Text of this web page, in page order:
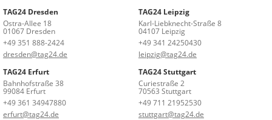
TAG24 Dresden
Ostra-Allee 18
01067 Dresden
+49 351 888-2424
dresden@tag24.de
TAG24 Leipzig
Karl-Liebknecht-Straße 8
04107 Leipzig
+49 341 24250430
leipzig@tag24.de
TAG24 Erfurt
Bahnhofstraße 38
99084 Erfurt
+49 361 34947880
erfurt@tag24.de
TAG24 Stuttgart
Curiestraße 2
70563 Stuttgart
+49 711 21952530
stuttgart@tag24.de